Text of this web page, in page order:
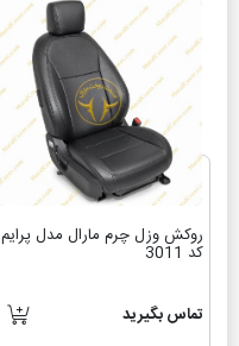
روکش وزل چرم مارال مدل پرایم
کد 3011
تماس بگیرید